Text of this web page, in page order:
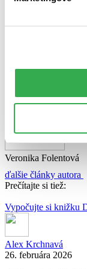
podľa
im to nenapadlo. Aj
Veronika Folentová
ďalšie články autora
Prečítajte si tiež:
Vypočujte si knižku
Alex Krchnavá
26. februára 2026